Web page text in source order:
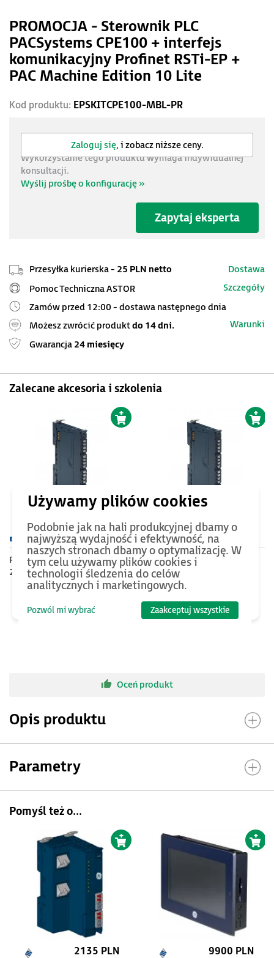
PROMOCJA - Sterownik PLC
PACSystems CPE100 + interfejs
komunikacyjny Profinet RSTi-EP +
PAC Machine Edition 10 Lite
Kod produktu: EPSKITCPE100-MBL-PR
Zaloguj się, i zobacz niższe ceny.
Zapytaj eksperta
Wykorzystanie tego produktu wymaga indywidualnej
konsultacji.
Wyślij prośbę o konfigurację »
Przesyłka kurierska - 25 PLN netto
Dostawa
Pomoc Techniczna ASTOR
Szczegóły
Zamów przed 12:00 - dostawa następnego dnia
Możesz zwrócić produktdo 14 dni.
Warunki
Gwarancja 24 miesięcy
Zalecane akcesoria i szkolenia
RSTi-EP - 8 wejść dyskretnych
24VDC; logika dodatnia
375PLN
RSTi-EP - 16 wejść
dyskretnych 24VDC; logika
dodatnia; diagnostyka
605PLN
Oceń produkt
Opis produktu
Parametry
Pomyśl też o...
2135 PLN 9900 PLN
Podobnie jak na hali produkcyjnej dbamy o
najwyższą wydajność i efektywność, na
naszych stronach dbamy o optymalizację. W
tym celu używamy plików cookies i
technologii śledzenia do celów
analitycznych i marketingowych.
Pozwól mi wybrać Zaakceptuj wszystkie